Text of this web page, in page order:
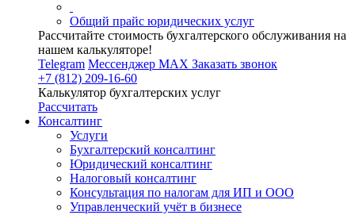
Общий прайс юридических услуг
Рассчитайте стоимость бухгалтерского обслуживания на
нашем калькуляторе!
Telegram Мессенджер MAX Заказать звонок
+7 (812) 209-16-60
Калькулятор бухгалтерских услуг
Рассчитать
Консалтинг
Услуги
Бухгалтерский консалтинг
Юридический консалтинг
Налоговый консалтинг
Консультация по налогам для ИП и ООО
Управленческий учёт в бизнесе